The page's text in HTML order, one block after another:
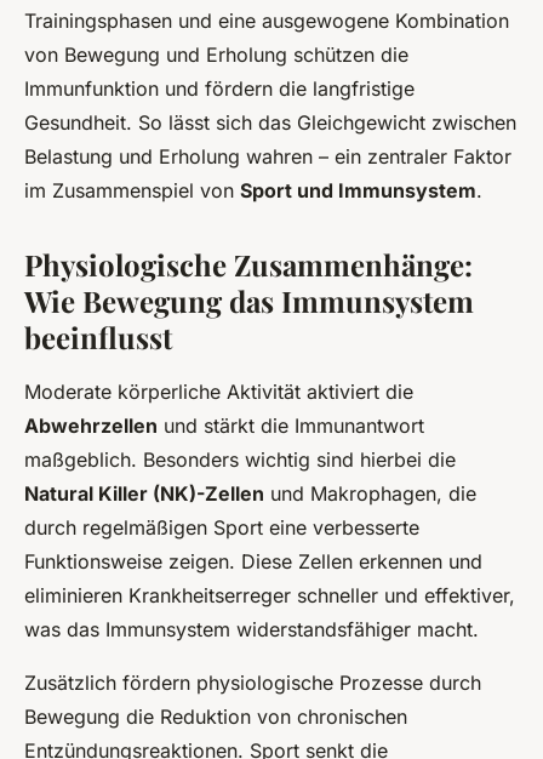
Trainingsphasen und eine ausgewogene Kombination
von Bewegung und Erholung schützen die
Immunfunktion und fördern die langfristige
Gesundheit. So lässt sich das Gleichgewicht zwischen
Belastung und Erholung wahren – ein zentraler Faktor
im Zusammenspiel von Sport und Immunsystem.
Physiologische Zusammenhänge:
Wie Bewegung das Immunsystem
beeinflusst
Moderate körperliche Aktivität aktiviert die
Abwehrzellen und stärkt die Immunantwort
maßgeblich. Besonders wichtig sind hierbei die
Natural Killer (NK)-Zellen und Makrophagen, die
durch regelmäßigen Sport eine verbesserte
Funktionsweise zeigen. Diese Zellen erkennen und
eliminieren Krankheitserreger schneller und effektiver,
was das Immunsystem widerstandsfähiger macht.
Zusätzlich fördern physiologische Prozesse durch
Bewegung die Reduktion von chronischen
Entzündungsreaktionen. Sport senkt die